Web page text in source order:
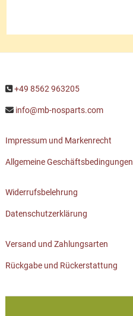
+49 8562 963205
info@mb-nosparts.com
Impressum und Markenrecht
Allgemeine Geschäftsbedingungen
Widerrufsbelehrung
Datenschutzerklärung
Versand und Zahlungsarten
Rückgabe und Rückerstattung